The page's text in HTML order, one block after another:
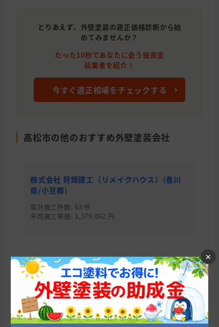
とりあえず、外壁塗装の適正価格診断から始
めてみませんか？
たった10秒であなたに会う優良塗
装業者を紹介！
今すぐ適正相場をチェックする
高松市の他のおすすめ外壁塗装会社
株式会社 将輝建工（リメイクハウス）(香川
県/小豆郡)
累計施工件数: 63 件
平均施工単価: 1,579,062 円
香川県の他の市区町村から外壁塗装会社を
探す
高松市 丸亀市 三豊市 観音寺市 仲多度郡 坂出市
綾歌郡 さぬき市 木田郡 善通寺市 東かがわ市 小豆郡
香川郡
×